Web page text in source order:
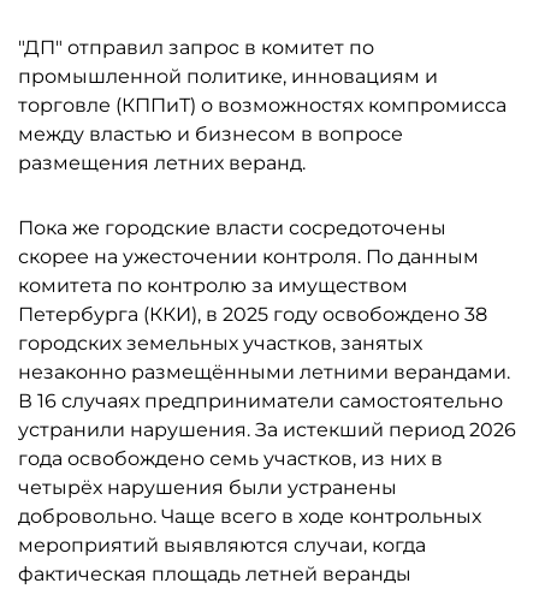
"ДП" отправил запрос в комитет по
промышленной политике, инновациям и
торговле (КППиТ) о возможностях компромисса
между властью и бизнесом в вопросе
размещения летних веранд.
Пока же городские власти сосредоточены
скорее на ужесточении контроля. По данным
комитета по контролю за имуществом
Петербурга (ККИ), в 2025 году освобождено 38
городских земельных участков, занятых
незаконно размещёнными летними верандами.
В 16 случаях предприниматели самостоятельно
устранили нарушения. За истекший период 2026
года освобождено семь участков, из них в
четырёх нарушения были устранены
добровольно. Чаще всего в ходе контрольных
мероприятий выявляются случаи, когда
фактическая площадь летней веранды